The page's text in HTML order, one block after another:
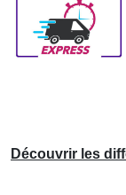
Découvrir les